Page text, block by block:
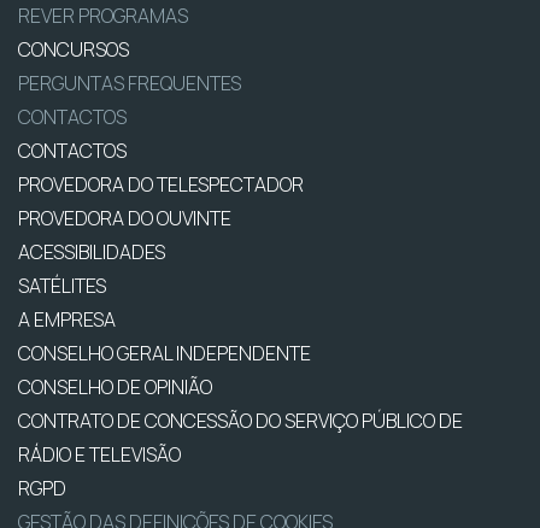
REVER PROGRAMAS
CONCURSOS
PERGUNTAS FREQUENTES
CONTACTOS
CONTACTOS
PROVEDORA DO TELESPECTADOR
PROVEDORA DO OUVINTE
ACESSIBILIDADES
SATÉLITES
A EMPRESA
CONSELHO GERAL INDEPENDENTE
CONSELHO DE OPINIÃO
CONTRATO DE CONCESSÃO DO SERVIÇO PÚBLICO DE
RÁDIO E TELEVISÃO
RGPD
GESTÃO DAS DEFINIÇÕES DE COOKIES